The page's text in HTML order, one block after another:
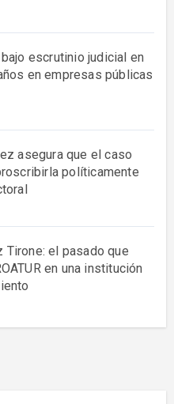
escrutinio judicial en
en empresas públicas
asegura que el caso
políticamente
Tirone: el pasado que
en una institución